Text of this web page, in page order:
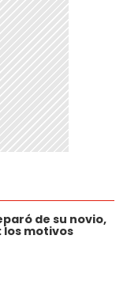
de su novio,
los motivos